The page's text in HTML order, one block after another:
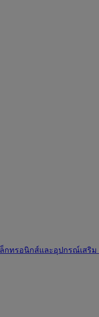
กทรอนิกส์และอุปกรณ์เสริม